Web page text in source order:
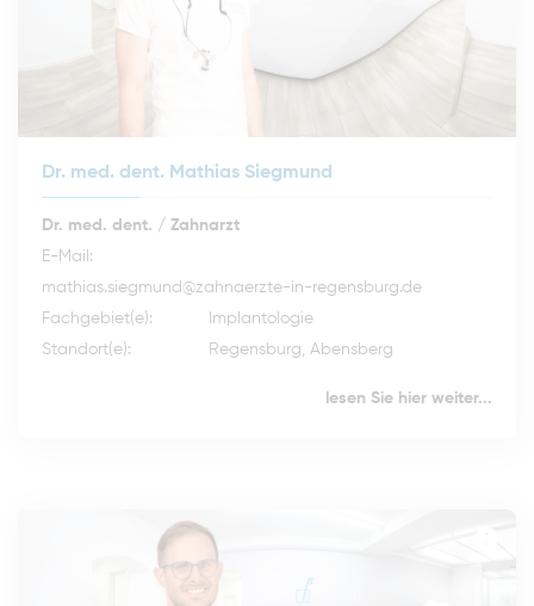
Dr. med. dent. Mathias Siegmund
Dr. med. dent. / Zahnarzt
E-Mail:
mathias.siegmund@zahnaerzte-in-regensburg.de
Fachgebiet(e):
Implantologie
Standort(e):
Regensburg, Abensberg
lesen Sie hier weiter...